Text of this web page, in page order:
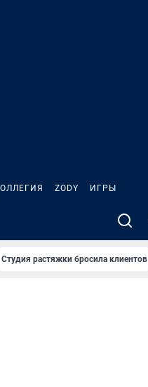
ZODY ИГРЫ
Студия растяжки бросила клиентов